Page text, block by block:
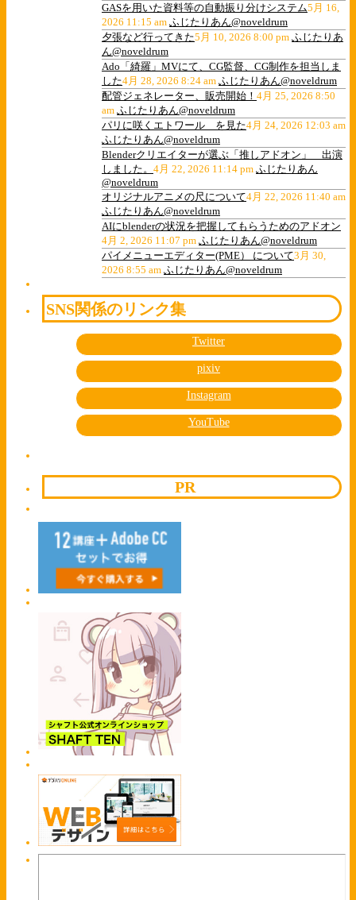
GASを用いた資料等の自動振り分けシステム5月 16,
2026 11:15 am ふじたりあん@noveldrum
夕張など行ってきた5月 10, 2026 8:00 pm ふじたりあ
ん@noveldrum
Ado「綺羅」MVにて、CG監督、CG制作を担当しま
した4月 28, 2026 8:24 am ふじたりあん@noveldrum
配管ジェネレーター、販売開始！ 4月 25, 2026 8:50
am ふじたりあん@noveldrum
パリに咲くエトワール を見た4月 24, 2026 12:03 am
ふじたりあん@noveldrum
Blenderクリエイターが選ぶ「推しアドオン」 出演
しました。 4月 22, 2026 11:14 pm ふじたりあん
@noveldrum
オリジナルアニメの尺について4月 22, 2026 11:40 am
ふじたりあん@noveldrum
AIにblenderの状況を把握してもらうためのアドオン
4月 2, 2026 11:07 pm ふじたりあん@noveldrum
パイメニューエディター(PME） について3月 30,
2026 8:55 am ふじたりあん@noveldrum
SNS関係のリンク集
Twitter
pixiv
Instagram
YouTube
PR